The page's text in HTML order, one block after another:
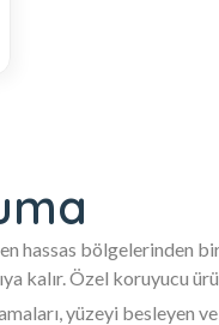
en hassas bölgelerinden
kalır. Özel koruyucu
yüzeyi besleyen